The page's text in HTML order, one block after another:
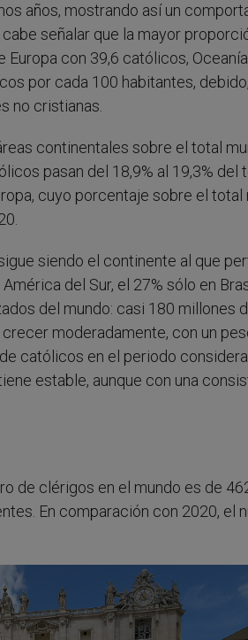
años, mostrando así un
señalar que la mayor
con 39,6 católicos,
por cada 100 habitantes,
no cristianas.
continentales sobre el total
pasan del 18,9% al 19,3% del
cuyo porcentaje sobre el total
siendo el continente al que
del Sur, el 27% sólo en
del mundo: casi 180 millones
moderadamente, con un
católicos en el periodo
estable, aunque con una
de clérigos en el mundo es de
En comparación con 2020, el